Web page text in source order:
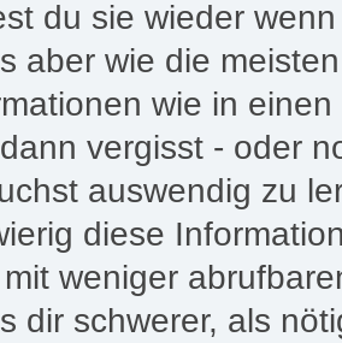
du sie wieder
aber wie die
wie in
vergisst - oder
auswendig zu
diese
weniger
dir schwerer, als